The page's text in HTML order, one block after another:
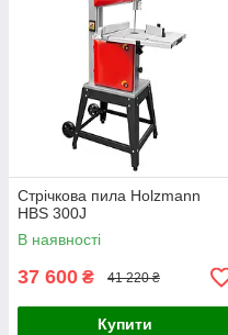
Стрічкова пила Holzmann
HBS 300J
В наявності
37 600 ₴ 41 220 ₴
Купити